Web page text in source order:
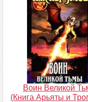
Воин Великой
(Книга Арьяты и